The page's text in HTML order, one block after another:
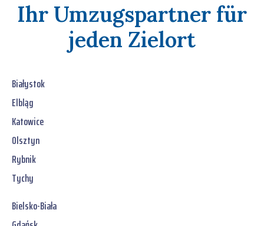
Ihr Umzugspartner für
jeden Zielort
Białystok
Elbląg
Katowice
Olsztyn
Rybnik
Tychy
Bielsko-Biała